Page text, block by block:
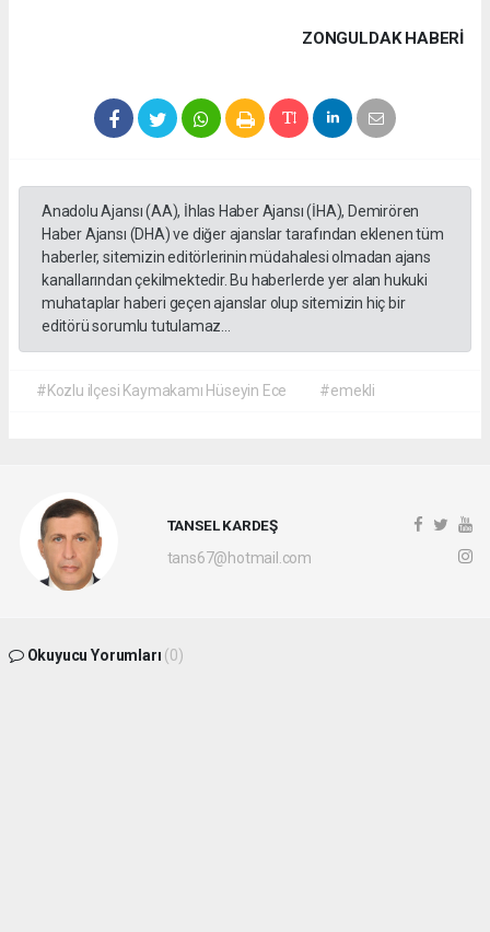
ZONGULDAK HABERİ
Anadolu Ajansı (AA), İhlas Haber Ajansı (İHA), Demirören
Haber Ajansı (DHA) ve diğer ajanslar tarafından eklenen tüm
haberler, sitemizin editörlerinin müdahalesi olmadan ajans
kanallarından çekilmektedir. Bu haberlerde yer alan hukuki
muhataplar haberi geçen ajanslar olup sitemizin hiç bir
editörü sorumlu tutulamaz...
#Kozlu ilçesi Kaymakamı Hüseyin Ece #emekli
TANSEL KARDEŞ
tans67@hotmail.com
Okuyucu Yorumları (0)